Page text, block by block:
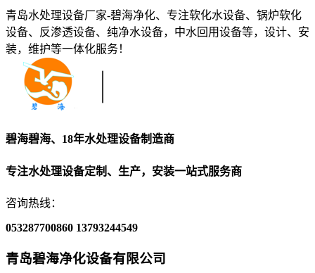
青岛水处理设备厂家-碧海净化、专注软化水设备、锅炉软化
设备、反渗透设备、纯净水设备，中水回用设备等，设计、安
装，维护等一体化服务！
碧海碧海、18年水处理设备制造商
专注水处理设备定制、生产，安装一站式服务商
咨询热线：
053287700860 13793244549
青岛碧海净化设备有限公司